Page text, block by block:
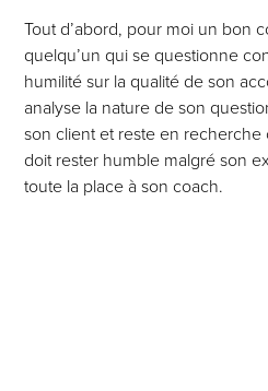
Tout d’abord, pour moi un bon
quelqu’un qui se questionne
humilité sur la qualité de son
analyse la nature de son
son client et reste en recherche
doit rester humble malgré son
toute la place à son coach.